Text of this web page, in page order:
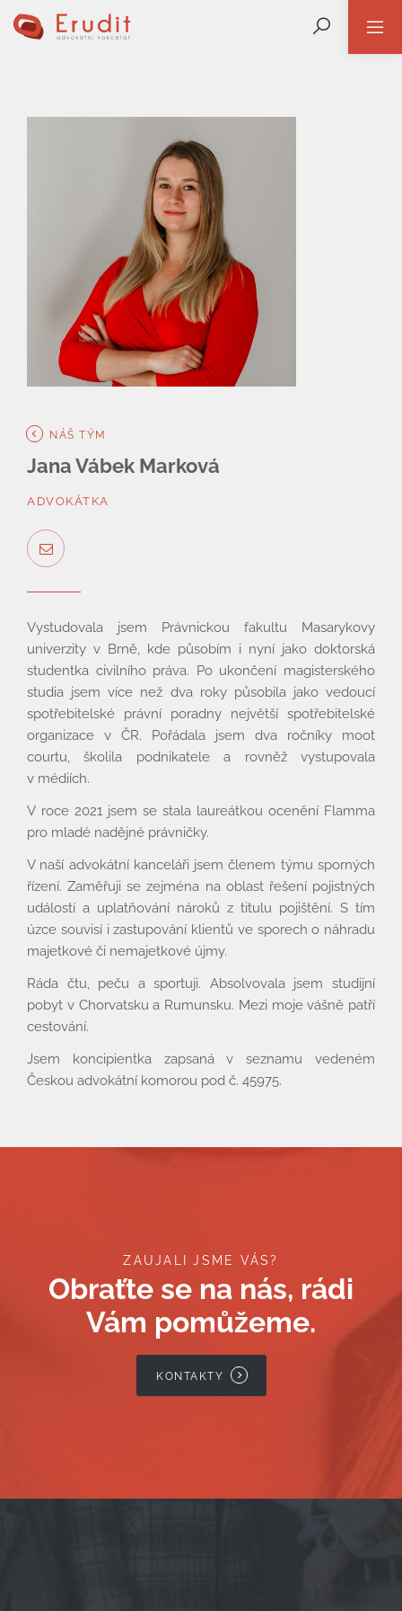
Úvod
Co umíme
Cena
Pro bono
NÁŠ TÝM
Jana Vábek Marková
ADVOKÁTKA
Vystudovala jsem Právnickou fakultu Masarykovy
univerzity v Brně, kde působím i nyní jako doktorská
studentka civilního práva. Po ukončení magisterského
studia jsem více než dva roky působila jako vedoucí
spotřebitelské právní poradny největší spotřebitelské
organizace v ČR. Pořádala jsem dva ročníky moot
courtu, školila podnikatele a rovněž vystupovala
v médiích.
V roce 2021 jsem se stala laureátkou ocenění Flamma
pro mladé nadějné právničky.
V naší advokátní kanceláři jsem členem týmu sporných
řízení. Zaměřuji se zejména na oblast řešení pojistných
událostí a uplatňování nároků z titulu pojištění. S tím
úzce souvisí i zastupování klientů ve sporech o náhradu
majetkové či nemajetkové újmy.
Ráda čtu, peču a sportuji. Absolvovala jsem studijní
pobyt v Chorvatsku a Rumunsku. Mezi moje vášně patří
cestování.
Jsem koncipientka zapsaná v seznamu vedeném
Českou advokátní komorou pod č. 45975.
ZAUJALI JSME VÁS?
Obraťte se na nás, rádi
Vám pomůžeme.
KONTAKTY